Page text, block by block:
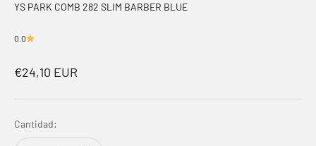
YS PARK COMB 282 SLIM BARBER BLUE
0.0
Precio de oferta
€24,10 EUR
Cantidad: